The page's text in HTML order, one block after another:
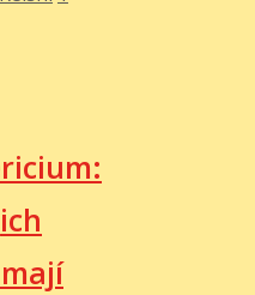
skleróza.
houba
reishi?